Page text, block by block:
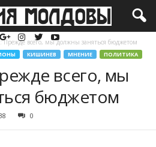
Прежде всего, мы должны заняться бюджетом
КИШИНЕВ МНЕНИЕ ПОЛИТИКА
всего, мы
бюджетом
0